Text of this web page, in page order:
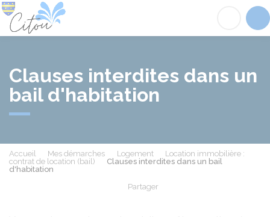
Clauses interdites dans un
bail d'habitation
Accueil Mes démarches Logement
Location immobilière :
contrat de location (bail)
Clauses interdites dans un bail
d'habitation
Partager